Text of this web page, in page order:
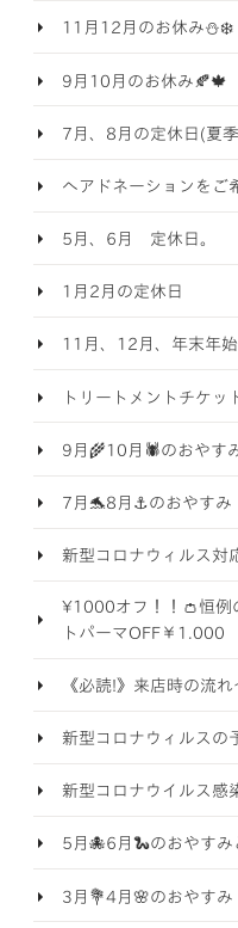
11月12月のお休み⛄️❄️
9月10月のお休み🍂🍁
7月、8月の定休日(夏
ヘアドネーションをご
5月、6月 定休日。
1月2月の定休日
11月、12月、年末年
トリートメントチケッ
9月🌾10月🕷️のおやす
7月🐬8月⚓のおやすみ
新型コロナウィルス対
¥1000オフ！！👛恒例
トパーマOFF￥1.000
《必読!》来店時の流れ
新型コロナウィルスの
新型コロナウイルス
5月🐙6月🐍のおやすみ
3月💐4月🌸のおやすみ